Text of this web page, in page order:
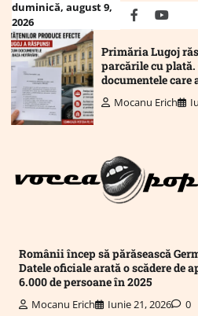
Skip
content
duminică, august 9,
2026
facebook
Primăria Lugoj
parcările cu
documentele
Mocanu Erich
Românii încep să părăsească
Datele oficiale arată o scădere de
6.000 de persoane în 2025
Mocanu Erich Iunie 21, 2026 0